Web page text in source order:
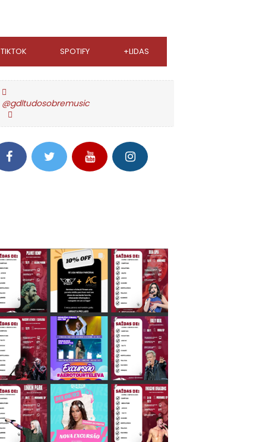
TIKTOK SPOTIFY +LIDAS
@gdltudosobremusic